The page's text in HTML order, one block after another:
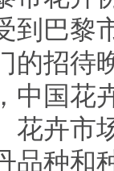
到巴黎
的招待
中国花
花卉市
品种和